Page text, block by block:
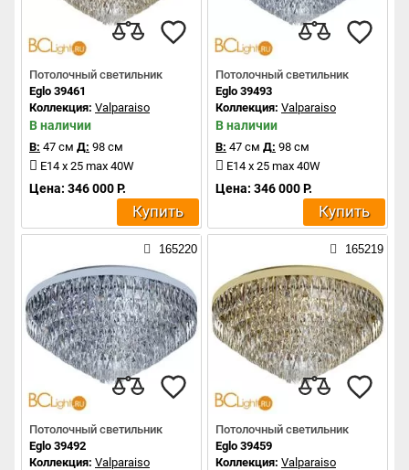
Потолочный светильник
Eglo 39461
Коллекция: Valparaiso
В наличии
В: 47 см Д: 98 см
E14 x 25 max 40W
Цена: 346 000 Р.
Купить
Потолочный светильник
Eglo 39493
Коллекция: Valparaiso
В наличии
В: 47 см Д: 98 см
E14 x 25 max 40W
Цена: 346 000 Р.
Купить
165220
Потолочный светильник
Eglo 39492
Коллекция: Valparaiso
165219
Потолочный светильник
Eglo 39459
Коллекция: Valparaiso